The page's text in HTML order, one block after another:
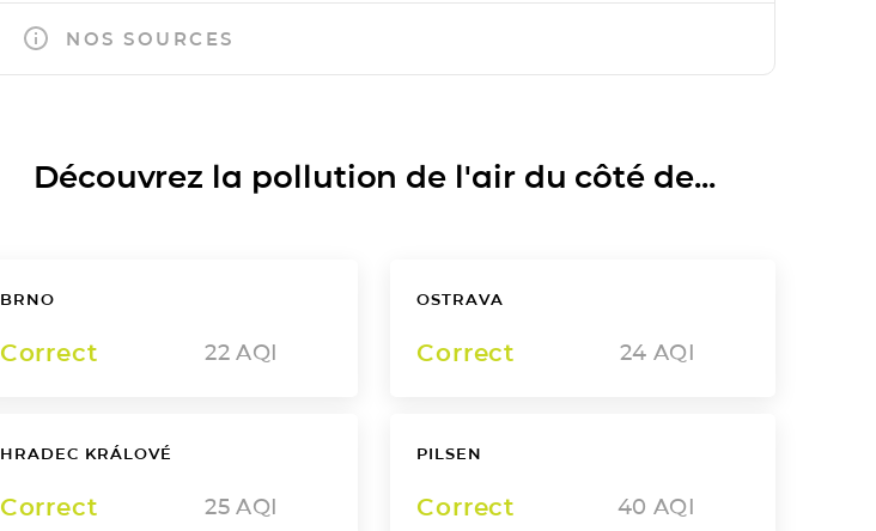
NOS SOURCES
Découvrez la pollution de l'air du côté de...
BRNO
Correct 22 AQI
OSTRAVA
Correct 24 AQI
HRADEC KRÁLOVÉ
Correct 25 AQI
PILSEN
Correct 40 AQI